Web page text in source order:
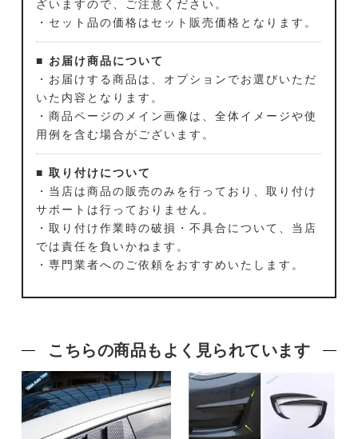
ざいますので、ご注意ください。
・セット品の価格はセット販売価格となります。
■ お届け商品について
・お届けする商品は、オプションでお選びいただ
いた内容となります。
・商品ページのメイン画像は、全体イメージや使
用例を含む場合がございます。
■ 取り付けについて
・当店は商品の販売のみを行っており、取り付け
サポートは行っておりません。
・取り付け作業時の破損・不具合について、当店
では責任を負いかねます。
・専門業者へのご依頼をおすすめいたします。
こちらの商品もよく見られています